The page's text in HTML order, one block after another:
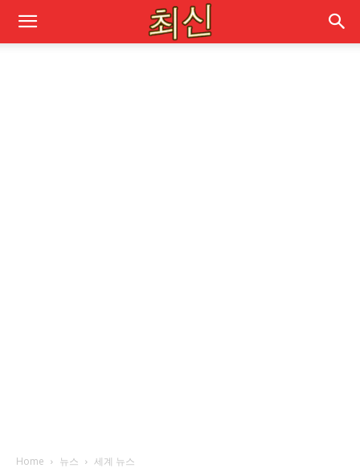
Home 뉴스 세계 뉴스